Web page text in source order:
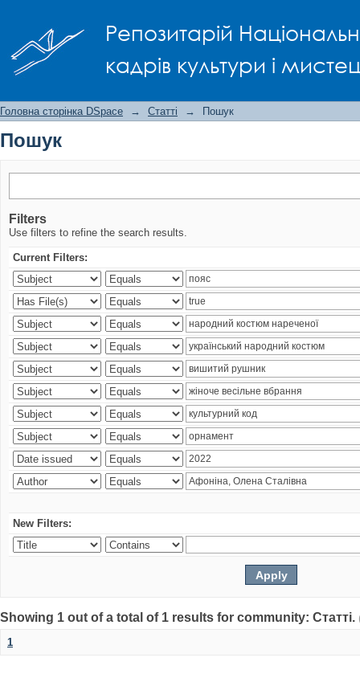
Репозитарій
кадрів культури і
Головна сторінка DSpace → Статті → Пошук
Пошук
Filters
Use filters to refine the search results.
Current Filters:
New Filters:
Showing 1 out of a total of 1 results for community: Статті.
1